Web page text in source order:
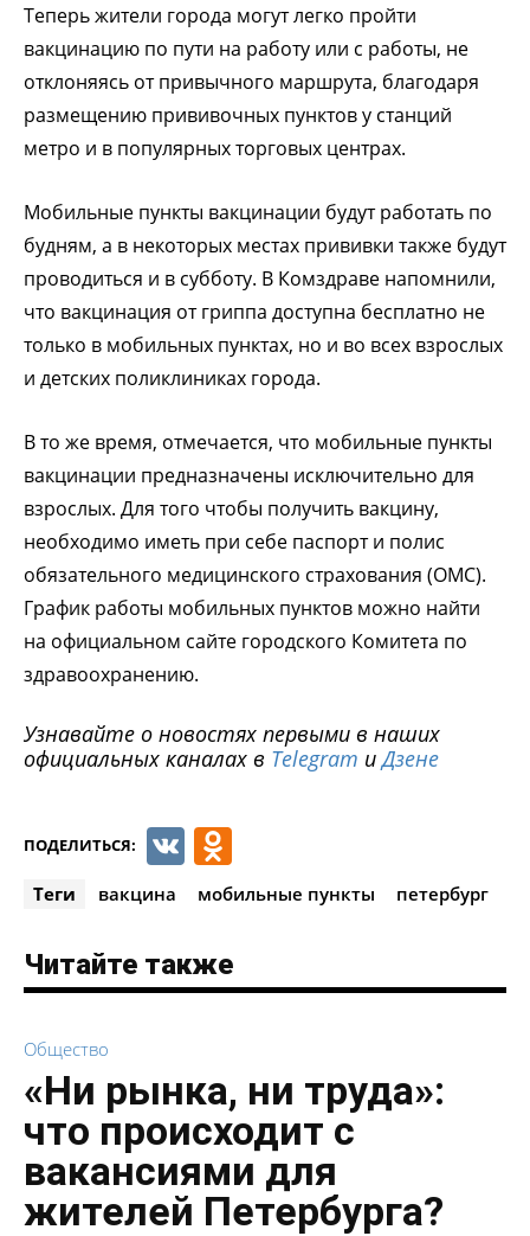
Теперь жители города могут легко пройти
вакцинацию по пути на работу или с работы, не
отклоняясь от привычного маршрута, благодаря
размещению прививочных пунктов у станций
метро и в популярных торговых центрах.
Мобильные пункты вакцинации будут работать по
будням, а в некоторых местах прививки также будут
проводиться и в субботу. В Комздраве напомнили,
что вакцинация от гриппа доступна бесплатно не
только в мобильных пунктах, но и во всех взрослых
и детских поликлиниках города.
В то же время, отмечается, что мобильные пункты
вакцинации предназначены исключительно для
взрослых. Для того чтобы получить вакцину,
необходимо иметь при себе паспорт и полис
обязательного медицинского страхования (ОМС).
График работы мобильных пунктов можно найти
на официальном сайте городского Комитета по
здравоохранению.
Узнавайте о новостях первыми в наших
официальных каналах в Telegram иДзене
ПОДЕЛИТЬСЯ: VK
Теги вакцина мобильные пункты петербург
Читайте также
Общество
«Ни рынка, ни труда»:
что происходит с
вакансиями для
жителей Петербурга?